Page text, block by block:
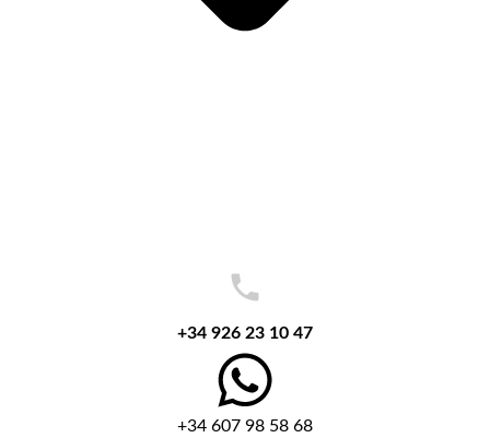
+34 926 23 10 47
+34 607 98 58 68